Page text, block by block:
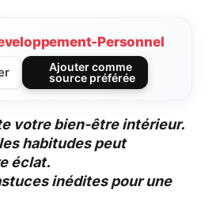
Personnel
Ajouter comme
source préférée
votre bien-être intérieur.
habitudes peut
éclat.
inédites pour une